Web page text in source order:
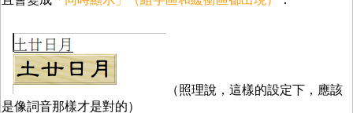
（照理說，這樣的設定下，應該
是像詞音那樣才是對的）